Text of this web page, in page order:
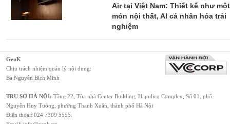
Air tại Việt Nam: Thiết kế như một
món nội thất, AI cá nhân hóa trải
nghiệm
GenK
Chịu trách nhiệm quản lý nội dung:
Bà Nguyễn Bích Minh
TRỤ SỞ HÀ NỘI: Tầng 22, Tòa nhà Center Building, Hapulico Complex, Số 01, phố
Nguyễn Huy Tưởng, phường Thanh Xuân, thành phố Hà Nội
Điện thoại: 024 7309 5555